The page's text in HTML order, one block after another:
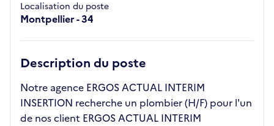
Localisation du poste
Montpellier - 34
Description du poste
Notre agence ERGOS ACTUAL INTERIM
INSERTION recherche un plombier (H/F) pour l'un
de nos client ERGOS ACTUAL INTERIM